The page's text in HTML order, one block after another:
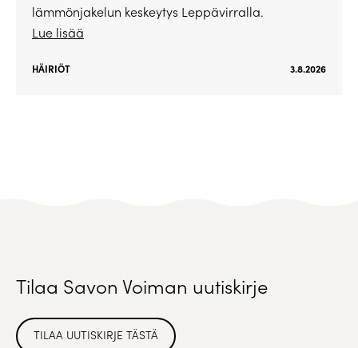
lämmönjakelun keskeytys Leppävirralla.
Lue lisää
HÄIRIÖT 3.8.2026
Tilaa Savon Voiman uutiskirje
TILAA UUTISKIRJE TÄSTÄ